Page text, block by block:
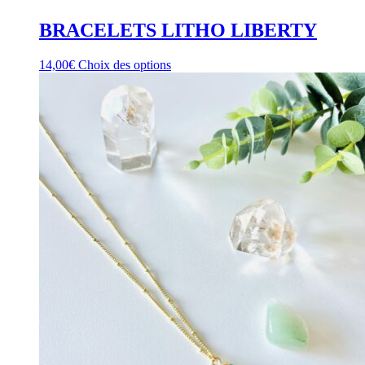
BRACELETS LITHO LIBERTY
14,00€ Choix des optionsCe
options
peuvent